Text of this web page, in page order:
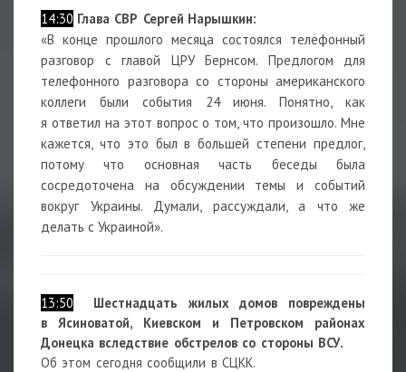
14:30 Глава СВР Сергей Нарышкин:
«В конце прошлого месяца состоялся телефонный
разговор с главой ЦРУ
Бернсом. Предлогом для
телефонного разговора со стороны американского
коллеги были события 24 июня. Понятно, как
я ответил на этот вопрос о том, что произошло. Мне
кажется, что это был в большей степени предлог,
потому что основная часть беседы была
сосредоточена на обсуждении темы и событий
вокруг Украины. Думали, рассуждали, а что же
делать с Украиной».
13:50
Шестнадцать жилых домов повреждены
в Ясиноватой, Киевском и Петровском районах
Донецка вследствие обстрелов со стороны ВСУ.
Об этом сегодня сообщили в СЦКК.